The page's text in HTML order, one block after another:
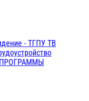
- ТГПУ ТВ